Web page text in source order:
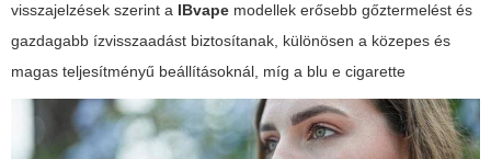
visszajelzések szerint a IBvape modellek erősebb gőztermelést és
gazdagabb ízvisszaadást biztosítanak, különösen a közepes és
magas teljesítményű beállításoknál, míg a blu e cigarette